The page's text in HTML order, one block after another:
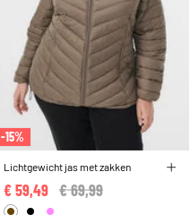
-15%
Lichtgewicht jas met zakken
Price reduced from
€ 69,99
€ 59,49